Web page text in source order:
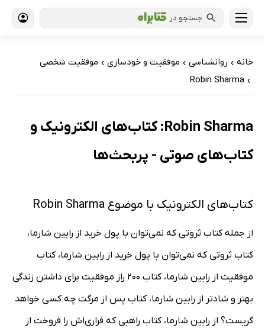
جستجو در
خانه › روانشناسی › موفقیت و خودسازی › موفقیت شخصی
›
Robin Sharma
Robin Sharma: کتاب‌های الکترونیک و
کتاب‌های صوتی - پربحث‌ها
کتاب‌های الکترونیک با موضوع Robin Sharma
از جمله کتاب ثروتی که نمی‌توان با پول خرید از رابین شارما،
کتاب ثروتی که نمی‌توان با پول خرید از رابین شارما، کتاب
موفقیت از رابین شارما، کتاب 200 راز موفقیت برای داشتن زندگی
بهتر و شادتر از رابین شارما، کتاب پس از مرگت چه کسی خواهد
گریست؟ از رابین شارما، کتاب راهبی که فراری‌اش را فروخت از